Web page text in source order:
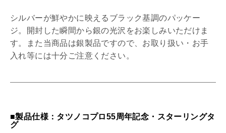
シルバーが鮮やかに映えるブラック基調のパッケー
ジ。開封した瞬間から銀の光沢をお楽しみいただけま
す。また当商品は銀製品ですので、お取り扱い・お手
入れ等には十分ご注意ください。
■製品仕様：タツノコプロ55周年記念・スターリングタ
グ